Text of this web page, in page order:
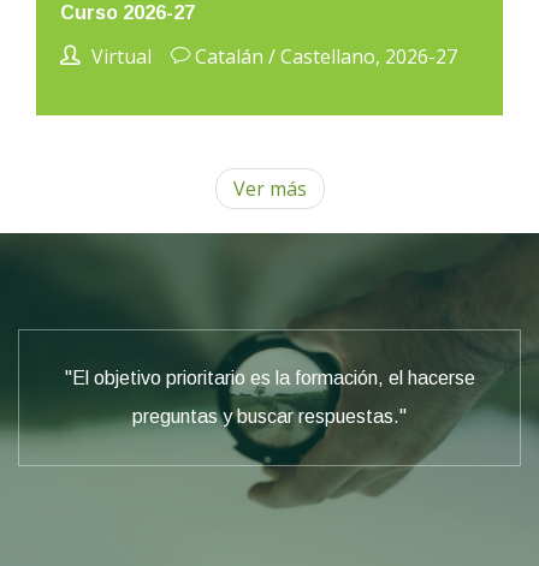
Curso 2026-27
Virtual Catalán / Castellano, 2026-27
Ver más
"El objetivo prioritario es la formación, el hacerse
preguntas y buscar respuestas."